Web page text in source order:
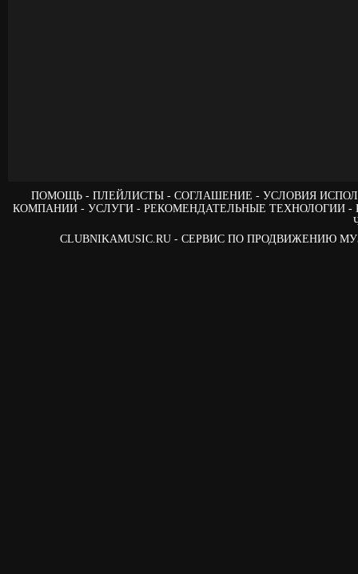
ПОМОЩЬ ПЛЕЙЛИСТЫ СОГЛАШЕНИЕ
УСЛОВИЯ
КОМПАНИИ
УСЛУГИ РЕКОМЕНДАТЕЛЬНЫЕ ТЕХНОЛОГИИ
CLUBNIKAMUSIC.RU - СЕРВИС ПО ПРОДВИЖЕНИЮ